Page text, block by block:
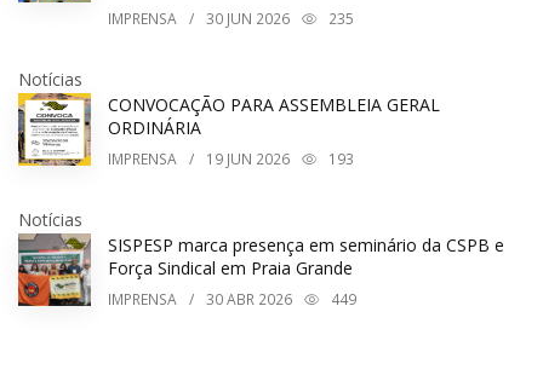
IMPRENSA / 30 JUN 2026 235
Notícias
CONVOCAÇÃO PARA ASSEMBLEIA GERAL
ORDINÁRIA
IMPRENSA / 19 JUN 2026 193
Notícias
SISPESP marca presença em seminário da CSPB e
Força Sindical em Praia Grande
IMPRENSA / 30ABR 2026 449